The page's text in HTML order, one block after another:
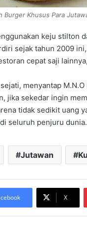
Burger Khusus Para
keju stilton
sejak tahun 2009
cepat saji
menyantap
jika sekedar ingin
tidak sedikit uang
seluruh penjuru dunia.
Jutawan
X